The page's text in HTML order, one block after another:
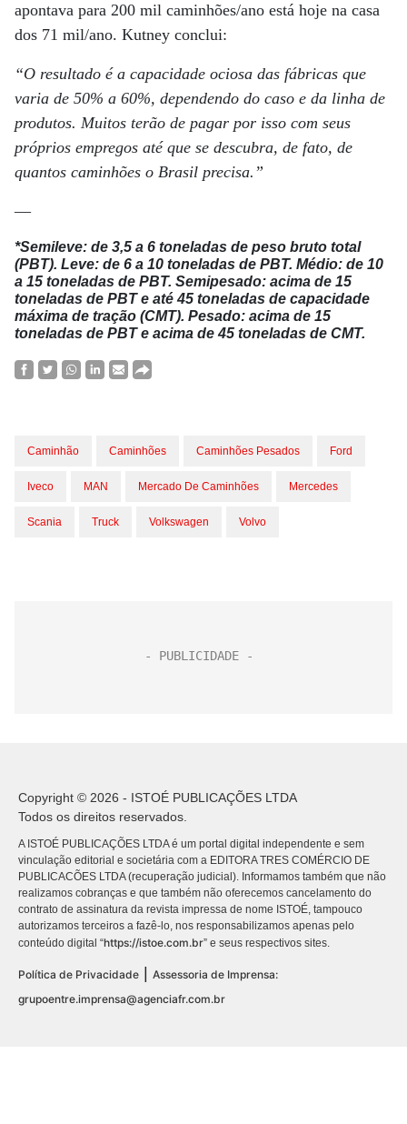
apontava para 200 mil caminhões/ano está hoje na casa
dos 71 mil/ano. Kutney conclui:
“O resultado é a capacidade ociosa das fábricas que
varia de 50% a 60%, dependendo do caso e da linha de
produtos. Muitos terão de pagar por isso com seus
próprios empregos até que se descubra, de fato, de
quantos caminhões o Brasil precisa.”
—
*Semileve: de 3,5 a 6 toneladas de peso bruto total
(PBT). Leve: de 6 a 10 toneladas de PBT. Médio: de 10
a 15 toneladas de PBT. Semipesado: acima de 15
toneladas de PBT e até 45 toneladas de capacidade
máxima de tração (CMT). Pesado: acima de 15
toneladas de PBT e acima de 45 toneladas de CMT.
Caminhão Caminhões Caminhões Pesados Ford
Iveco MAN Mercado De Caminhões Mercedes
Scania Truck Volkswagen Volvo
Copyright © 2026 - ISTOÉ PUBLICAÇÕES LTDA
Todos os direitos reservados.
A ISTOÉ PUBLICAÇÕES LTDA é um portal digital independente e sem
vinculação editorial e societária com a EDITORA TRES COMÉRCIO DE
PUBLICACÕES LTDA (recuperação judicial). Informamos também que não
realizamos cobranças e que também não oferecemos cancelamento do
contrato de assinatura da revista impressa de nome ISTOÉ, tampouco
autorizamos terceiros a fazê-lo, nos responsabilizamos apenas pelo
conteúdo digital “https://istoe.com.br” e seus respectivos sites.
Política de Privacidade
Assessoria de Imprensa:
grupoentre.imprensa@agenciafr.com.br